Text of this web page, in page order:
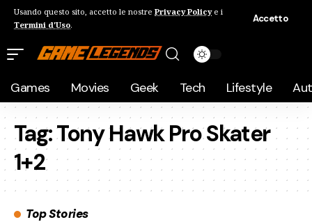
Usando questo sito, accetto le nostre Privacy Policye i
Termini d'Uso.
Accetto
Games Movies Geek Tech Lifestyle
Tag:Tony Hawk Pro Skater
1+2
Top Stories